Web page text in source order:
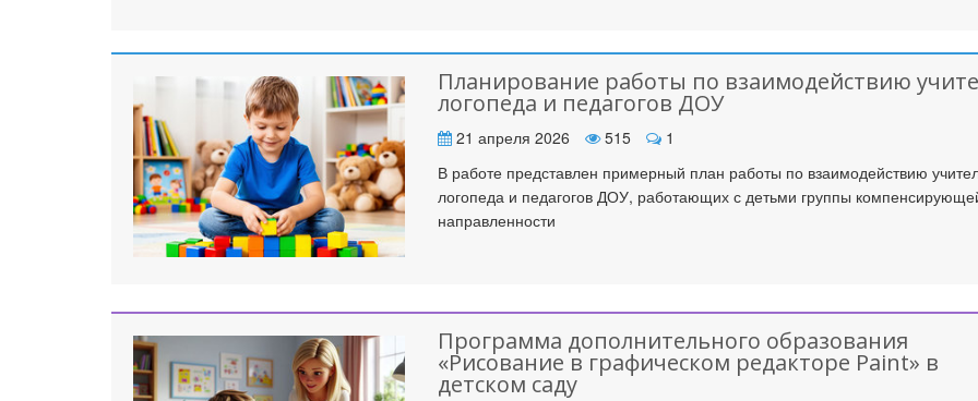
Планирование работы по взаимодействию
логопеда и педагогов ДОУ
21 апреля 2026 515
1
В работе представлен примерный план работы по взаимодействию
логопеда и педагогов ДОУ, работающих с детьми группы
направленности
Программа дополнительного образования
«Рисование в графическом редакторе Paint» в
детском саду